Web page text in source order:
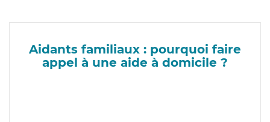
Aidants familiaux : pourquoi faire
appel à une aide à domicile ?